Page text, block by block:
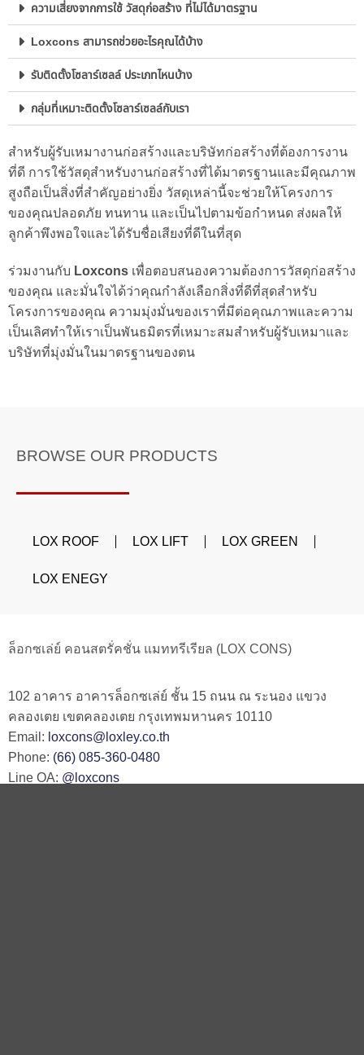
ความเสี่ยงจากการใช้ วัสดุก่อสร้าง ที่ไม่ได้มาตรฐาน
Loxcons สามารถช่วยอะไรคุณได้บ้าง
รับติดตั้งโซลาร์เซลล์ ประเภทไหนบ้าง
กลุ่มที่เหมาะติดตั้งโซลาร์เซลล์กับเรา
สำหรับผู้รับเหมางานก่อสร้างและบริษัทก่อสร้างที่ต้องการงาน
ที่ดี การใช้วัสดุสำหรับงานก่อสร้างที่ได้มาตรฐานและมีคุณภาพ
สูงถือเป็นสิ่งที่สำคัญอย่างยิ่ง วัสดุเหล่านี้จะช่วยให้โครงการ
ของคุณปลอดภัย ทนทาน และเป็นไปตามข้อกำหนด ส่งผลให้
ลูกค้าพึงพอใจและได้รับชื่อเสียงที่ดีในที่สุด
ร่วมงานกับ Loxcons เพื่อตอบสนองความต้องการวัสดุก่อสร้าง
ของคุณ และมั่นใจได้ว่าคุณกำลังเลือกสิ่งที่ดีที่สุดสำหรับ
โครงการของคุณ ความมุ่งมั่นของเราที่มีต่อคุณภาพและความ
เป็นเลิศทำให้เราเป็นพันธมิตรที่เหมาะสมสำหรับผู้รับเหมาและ
บริษัทที่มุ่งมั่นในมาตรฐานของตน
BROWSE OUR PRODUCTS
LOX ROOF LOX LIFT LOX GREEN
LOX ENEGY
ล็อกซเล่ย์ คอนสตรั่คชั่น แมททรีเรียล (LOX CONS)
102 อาคาร อาคารล็อกซเล่ย์ ชั้น 15 ถนน ณ ระนอง แขวง
คลองเตย เขตคลองเตย กรุงเทพมหานคร 10110
Email: loxcons@loxley.co.th
Phone: (66) 085-360-0480
Line OA: @loxcons